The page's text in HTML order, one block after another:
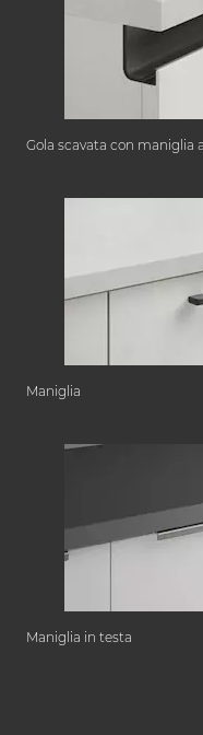
Gola scavata con maniglia
Maniglia
Maniglia in testa